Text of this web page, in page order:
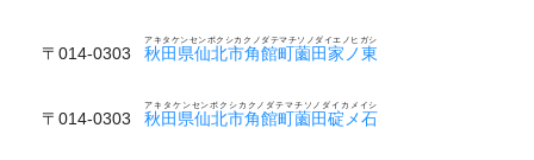
〒014-0303 秋田県仙北市角館町薗田家ノ東
アキタケンセンボクシカクノダテマチソノダイエノヒガシ
〒014-0303 秋田県仙北市角館町薗田碇メ石
アキタケンセンボクシカクノダテマチソノダイカメイシ